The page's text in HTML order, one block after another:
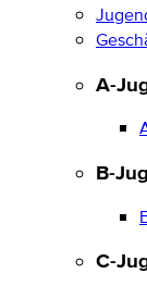
A-
B-
C-